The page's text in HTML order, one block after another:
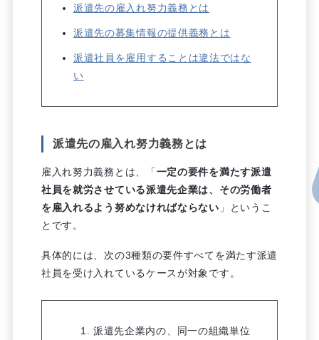
派遣先の雇入れ努力義務とは
派遣先の募集情報の提供義務とは
派遣社員を雇用することは違法ではな
い
派遣先の雇入れ努力義務とは
雇入れ努力義務とは、「一定の要件を満たす派遣
社員を就労させている派遣先企業は、その労働者
を雇入れるよう努めなければならない 」というこ
とです。
具体的には、次の3種類の要件すべてを満たす派遣
社員を受け入れているケースが対象です。
派遣先企業内の、同一の組織単位